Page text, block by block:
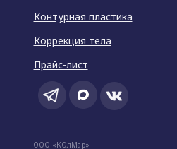
ООО «КОлМар»
Прайс-лист
Контурная пластика
Коррекция тела